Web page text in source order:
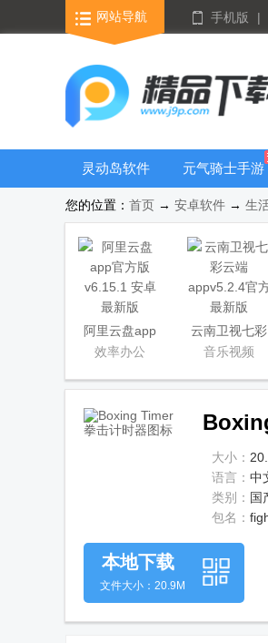
网站导航 手机版 |
灵动岛软件
元气骑士手游
您的位置： 首页 → 安卓软件 → 生
阿里云盘app
官方版
效率办公
云南卫视七彩
云端app
音乐视频
大小：
语言： 中
类别： 国
包名：
本地下载
文件大小：20.9M